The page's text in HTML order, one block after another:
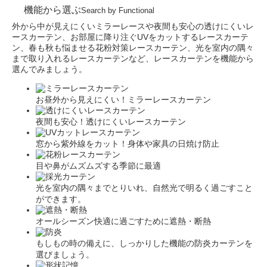
機能から選ぶSearch by Functional
外から中が見えにくいミラーレースや夜間も安心の透けにくいレ
ースカーテン、お部屋に降り注ぐUVをカットするレースカーテ
ン、春も秋も悩ませる花粉対策レースカーテン、光を室内の隅々
まで取り入れるレースカーテンなど、レースカーテンを機能から
選んでみましょう。
お昼外から見えにくい！ミラーレースカーテン
夜間も安心！透けにくいレースカーテン
窓から紫外線をカット！身体や家具の日焼け防止
目や鼻がムズムズする季節に最適
光を室内の隅々までとりいれ、自然光で明るく過ごすこと
ができます。
オールシーズン快適に過ごすために遮熱・断熱
もしもの時の備えに、しっかりした機能の防炎カーテンを
選びましょう。